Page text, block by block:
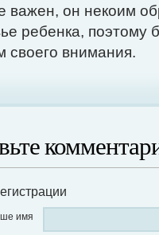
важен, он некоим
ребенка,
своего внимания.
имя